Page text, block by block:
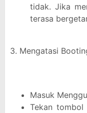
tidak. Jika
terasa
3. Mengatasi
Masuk
Tekan